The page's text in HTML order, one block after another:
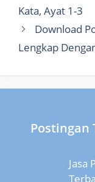
Kata, Ayat 1-3
Download
Lengkap
Postingan
Jasa